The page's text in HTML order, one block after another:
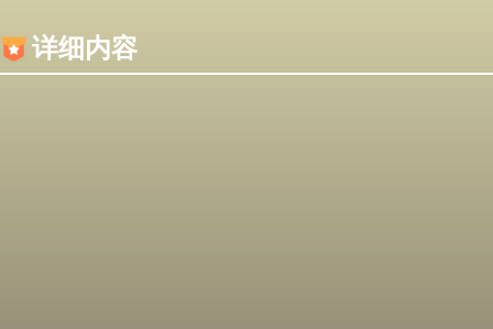
详细内容